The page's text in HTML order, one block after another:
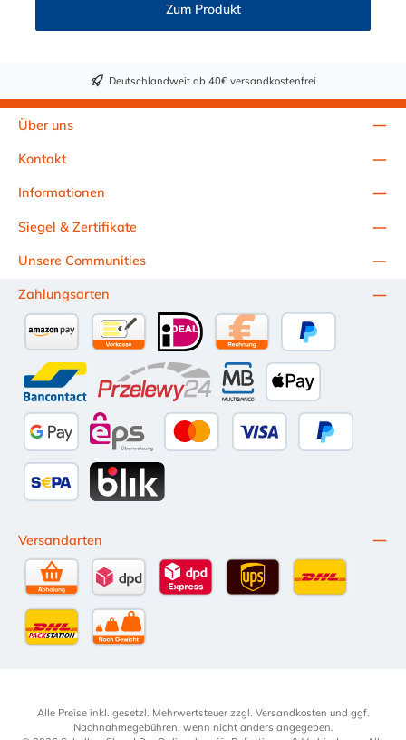
Zum Produkt
Deutschlandweit ab 40€ versandkostenfrei
Über uns
Kontakt
Informationen
Unsere Communities
Siegel & Zertifikate
Zahlungsarten
PayPal
iDEAL Kauf auf Rechnung (10 Tage
Bancontact Przelewy24 Multibanco Apple Pay
Google Pay eps
Amazon Pay Vorkasse per Überweisung
Versandarten
DPD Standardversand
Selbstabholung
Alle Preise inkl. gesetzl. Mehrwertsteuer zzgl. Versandkosten und ggf.
Nachnahmegebühren, wenn nicht anders angegeben.